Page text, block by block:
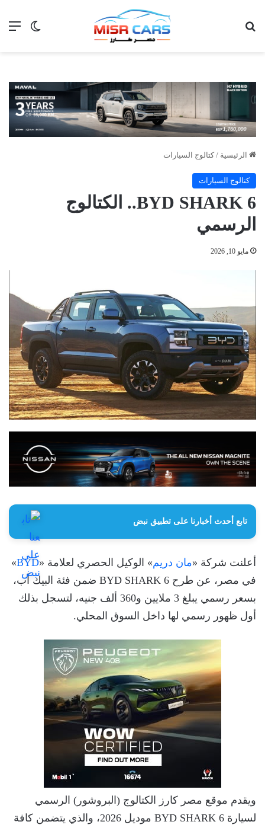
الوضع
الرئيسية / كتالوج السيارات
كتالوج السيارات
BYD SHARK 6.. الكتالوج
الرسمي
مايو 10, 2026
تابع أحدث أخبارنا على تطبيق نبض
أعلنت شركة «مان دريم» الوكيل الحصري لعلامة «BYD
»
في مصر، عن طرح BYD SHARK 6 ضمن فئة البيك أب،
بسعر رسمي يبلغ 3 ملايين و360 ألف جنيه، لتسجل بذلك
أول ظهور رسمي لها داخل السوق المحلي.
ويقدم موقع مصر كارز الكتالوج (البروشور) الرسمي
لسيارة BYD SHARK 6 موديل 2026، والذي يتضمن كافة